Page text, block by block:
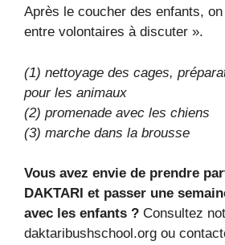
Après le coucher des enfants,
entre volontaires à discuter ».
(1) nettoyage des cages,
pour les animaux
(2) promenade avec les chiens
(3) marche dans la brousse
Vous avez envie de prendre
DAKTARI et passer une
avec les enfants ? Consultez
daktaribushschool.org ou